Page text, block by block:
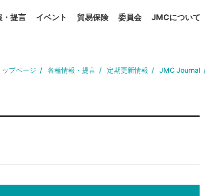
・提言 イベント 貿易保険 委員会 JMCについて
ップページ 各種情報・提言 定期更新情報 JMC Journal